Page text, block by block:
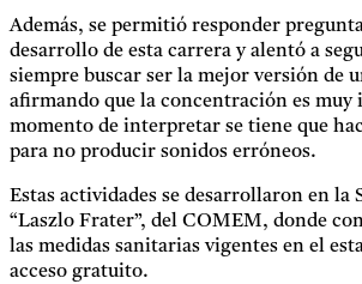
Además, se permitió responder
desarrollo de esta carrera y alentó a
siempre buscar ser la mejor versión de
afirmando que la concentración es muy
momento de interpretar se tiene que
para no producir sonidos erróneos.
Estas actividades se desarrollaron en la
“Laszlo Frater”, del COMEM, donde
las medidas sanitarias vigentes en el
acceso gratuito.